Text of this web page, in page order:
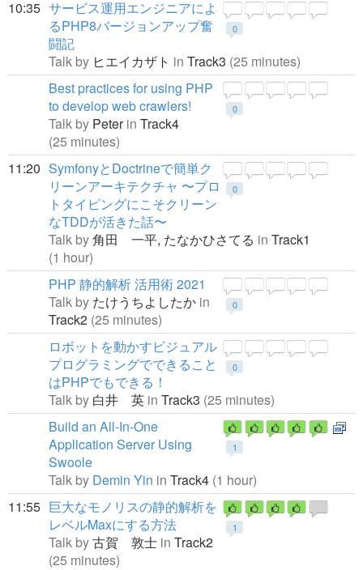
10:35
0
サービス運用エンジニアによ
るPHP8バージョンアップ奮
闘記
Talk by ヒエイカザト in Track3 (25 minutes)
0
Best practices for using PHP
to develop web crawlers!
Talk by Peterin Track4
(25 minutes)
11:20
0
SymfonyとDoctrineで簡単ク
リーンアーキテクチャ 〜プロ
トタイピングにこそクリーン
なTDDが活きた話〜
Talk by角田 一平, たなかひさてる in Track1
(1 hour)
0
PHP 静的解析 活用術 2021
Talk by たけうちよしたか in
Track2 (25 minutes)
0
ロボットを動かすビジュアル
プログラミングでできること
はPHPでもできる！
Talk by 白井 英 in Track3 (25 minutes)
1
Build an All-In-One
Application Server Using
Swoole
Talk by Demin Yin in Track4 (1 hour)
11:55
1
巨大なモノリスの静的解析を
レベルMaxにする方法
Talk by古賀 敦士 in Track2
(25 minutes)